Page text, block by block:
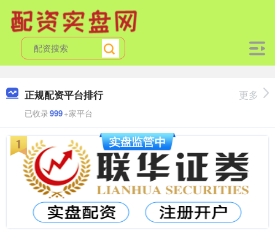
正规配资平台排行
已收录999+家平台
更多